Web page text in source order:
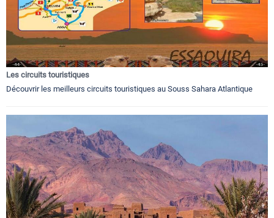
Les circuits touristiques
Découvrir les meilleurs circuits touristiques au Souss Sahara Atlantique